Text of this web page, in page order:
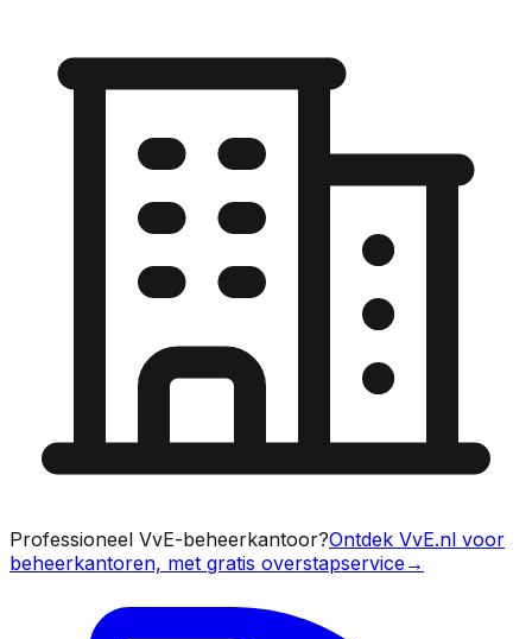
Professioneel VvE-beheerkantoor?Ontdek VvE.nl voor
beheerkantoren, met gratis overstapservice→